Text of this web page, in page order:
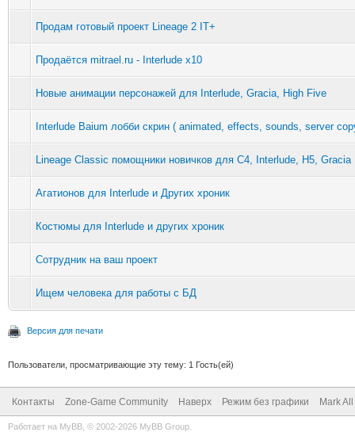
Продам готовый проект Lineage 2 IT+
Продаётся mitrael.ru - Interlude x10
Новые анимации персонажей для Interlude, Gracia, High Five
Interlude Baium лобби скрин ( animated, effects, sounds, server
Lineage Classic помощники новичков для C4, Interlude, H5,
Агатионов для Interlude и Других хроник
Костюмы для Interlude и других хроник
Сотрудник на ваш проект
Ищем человека для работы с БД
Версия для печати
Пользователи, просматривающие эту тему: 1 Гость(ей)
Контакты Zone-Game Community Наверх Режим без графики Mark
Работает на MyBB , © 2002-2026 MyBB Group